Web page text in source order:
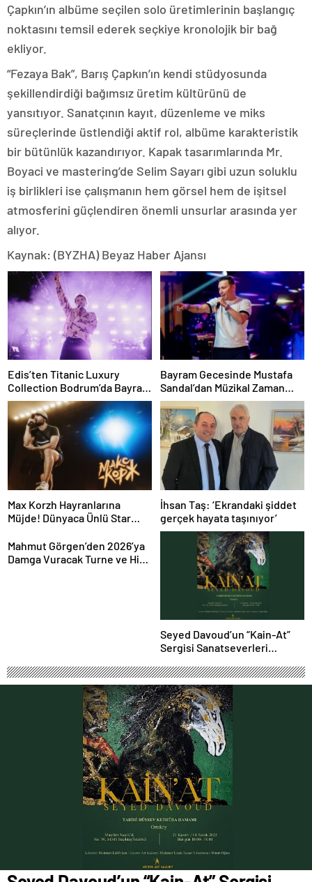
Çapkın’ın albüme seçilen solo üretimlerinin başlangıç
noktasını temsil ederek seçkiye kronolojik bir bağ
ekliyor.
“Fezaya Bak”, Barış Çapkın’ın kendi stüdyosunda
şekillendirdiği bağımsız üretim kültürünü de
yansıtıyor. Sanatçının kayıt, düzenleme ve miks
süreçlerinde üstlendiği aktif rol, albüme karakteristik
bir bütünlük kazandırıyor. Kapak tasarımlarında Mr.
Boyaci ve mastering’de Selim Sayarı gibi uzun soluklu
iş birlikleri ise çalışmanın hem görsel hem de işitsel
atmosferini güçlendiren önemli unsurlar arasında yer
alıyor.
Kaynak: (BYZHA) Beyaz Haber Ajansı
Edis’ten Titanic Luxury
Collection Bodrum’da Bayram
Gecesine Damga Vuran
Performans
Bayram Gecesinde Mustafa
Sandal’dan Müzikal Zaman
Yolculuğu
Max Korzh Hayranlarına
Müjde! Dünyaca Ünlü Star
Performansla Hayranlarıyla
Buluşuyor
İhsan Taş: ‘Ekrandaki şiddet
gerçek hayata taşınıyor’
Mahmut Görgen’den 2026’ya
Damga Vuracak Turne ve Hit
Seyed Davoud’un “Kain-At”
Sergisi Sanatseverleri